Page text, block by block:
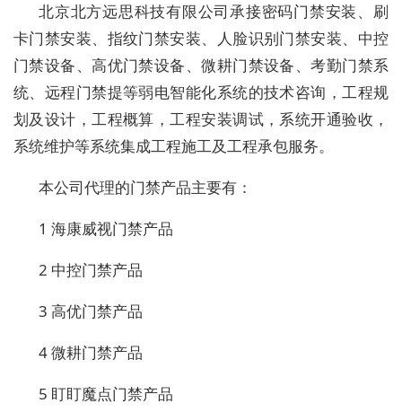
北京北方远思科技有限公司承接密码门禁安装、刷
卡门禁安装、指纹门禁安装、人脸识别门禁安装、中控
门禁设备、高优门禁设备、微耕门禁设备、考勤门禁系
统、远程门禁提等弱电智能化系统的技术咨询，工程规
划及设计，工程概算，工程安装调试，系统开通验收，
系统维护等系统集成工程施工及工程承包服务。
本公司代理的门禁产品主要有：
1 海康威视门禁产品
2 中控门禁产品
3 高优门禁产品
4 微耕门禁产品
5 盯盯魔点门禁产品